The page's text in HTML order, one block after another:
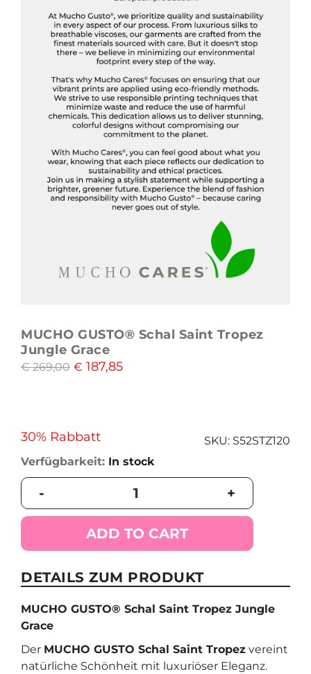
MUCHO GUSTO® Schal Saint Tropez
Jungle Grace
€269,00 € 187,85
30% Rabbatt SKU: S52STZ120
Verfügbarkeit: In stock
-
Schal
Tropez
Jungle
Grace
quantity
+
ADD TO CART
DETAILS ZUM PRODUKT
MUCHO GUSTO® Schal Saint Tropez Jungle
Grace
Der MUCHO GUSTO Schal Saint Tropez vereint
natürliche Schönheit mit luxuriöser Eleganz.